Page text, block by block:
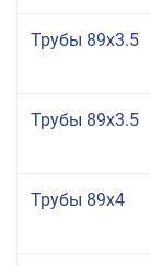
Трубы 89x3.5
Трубы 89x3.5
Трубы 89x4